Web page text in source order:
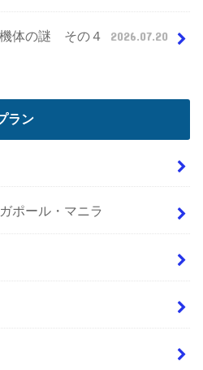
体の謎 その４ 2026.07.20
ラン
ポール・マニラ